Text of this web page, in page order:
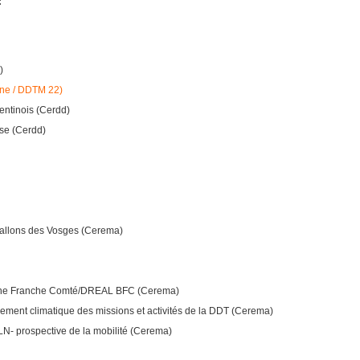
/ DDTM 22)
(Cerdd)
(Cerdd)
des Vosges (Cerema)
Franche Comté/DREAL BFC (Cerema)
climatique des missions et activités de la DDT (Cerema)
prospective de la mobilité (Cerema)